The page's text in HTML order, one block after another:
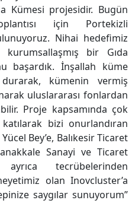
Kümesi projesidir. Bugün
için Portekizli
Nihai hedefimiz
kurumsallaşmış bir Gıda
başardık. İnşallah küme
kümenin vermiş
uluslararası fonlardan
Proje kapsamında çok
bizi onurlandıran
Bey’e, Balıkesir Ticaret
Sanayi ve Ticaret
ayrıca tecrübelerinden
olan Inovcluster’a
saygılar sunuyorum”